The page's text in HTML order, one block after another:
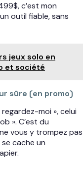
c’est mon
outil fiable, sans
jeux solo en
et société
sûre (en promo)
moi », celui
». C’est du
vous y trompez pas
cache un